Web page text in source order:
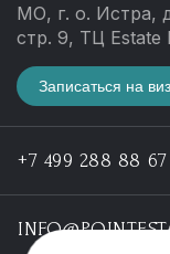
МО, г. о. Истра,
стр. 9, ТЦ Estate
Записаться на
+7 499 288 88 67